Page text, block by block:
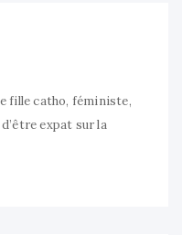
fille catho, féministe,
expat sur la